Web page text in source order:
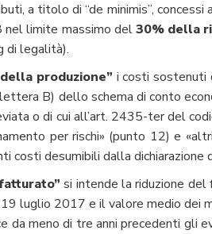
a titolo di “de minimis”,
limite massimo del30% della
di legalità).
produzione” i costi sostenuti
B) dello schema di conto
o di cui all’art. 2435-ter del
per rischi» (punto 12) e
costi desumibili dalla dichiarazione
si intende la riduzione
luglio 2017 e il valore medio dei
da meno di tre anni precedenti gli